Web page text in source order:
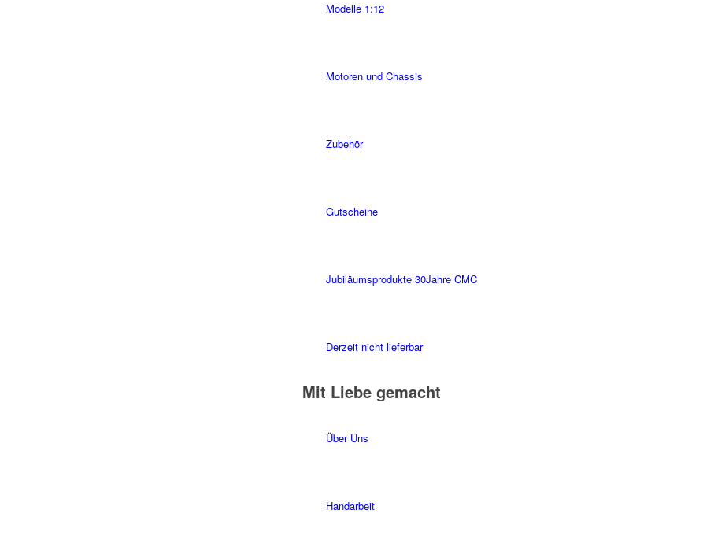
Modelle 1:12
Motoren und Chassis
Zubehör
Gutscheine
Jubiläumsprodukte 30Jahre CMC
Derzeit nicht lieferbar
Mit Liebe gemacht
Über Uns
Handarbeit